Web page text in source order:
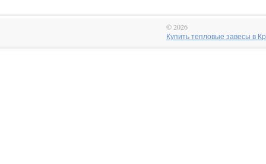
© 2026
Купить тепловые завесы в